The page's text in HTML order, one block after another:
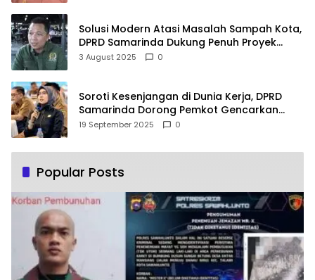
Solusi Modern Atasi Masalah Sampah Kota,
DPRD Samarinda Dukung Penuh Proyek
PLTSA
3 August 2025 0
Soroti Kesenjangan di Dunia Kerja, DPRD
Samarinda Dorong Pemkot Gencarkan
Pemberdayaan Perempuan
19 September 2025 0
Popular Posts